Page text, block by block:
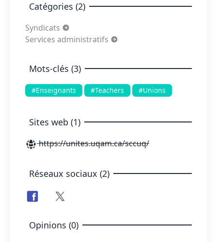
Catégories (2)
Syndicats
Services administratifs
Mots-clés (3)
#Enseignants #Teachers #Unions
Sites web (1)
https://unites.uqam.ca/sccuq/
Réseaux sociaux (2)
Opinions (0)